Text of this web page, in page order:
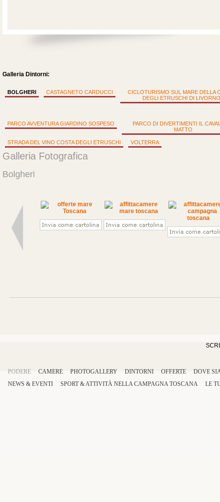
Galleria Dintorni:
BOLGHERI CASTAGNETO CARDUCCI
CICLOTURISMO SUL MARE DELLA
DEGLI ETRUSCHI DI
PARCO AVVENTURA GIARDINO SOSPESO
PARCO DI DIVERTIMENTI IL
MATTO
STRADA DEL VINO COSTA DEGLI ETRUSCHI VOLTERRA
Galleria Fotografica
Bolgheri
PODERE CAMERE PHOTOGALLERY DINTORNI OFFERTE
DOVE
NEWS & EVENTI
SPORT&ATTIVITÀ NELLACAMPAGNA TOSCANA LE